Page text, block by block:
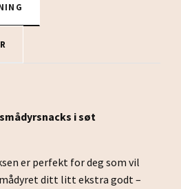
i søt
er perfekt for deg som vil
ditt litt ekstra godt –